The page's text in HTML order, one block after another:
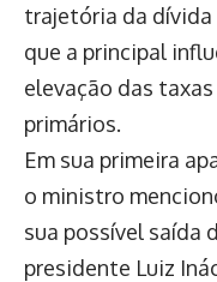
trajetória da
que a principal
elevação das
primários.
Em sua primeira
o ministro
sua possível saída
presidente Luiz